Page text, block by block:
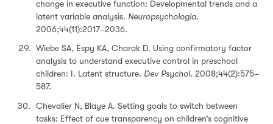
change in executive function: Developmental trends and a
latent variable analysis. Neuropsychologia.
2006;44(11):2017–2036.
Wiebe SA, Espy KA, Charak D. Using confirmatory factor
analysis to understand executive control in preschool
children: I. Latent structure. Dev Psychol. 2008;44(2):575–
587.
Chevalier N, Blaye A. Setting goals to switch between
tasks: Effect of cue transparency on children’s cognitive